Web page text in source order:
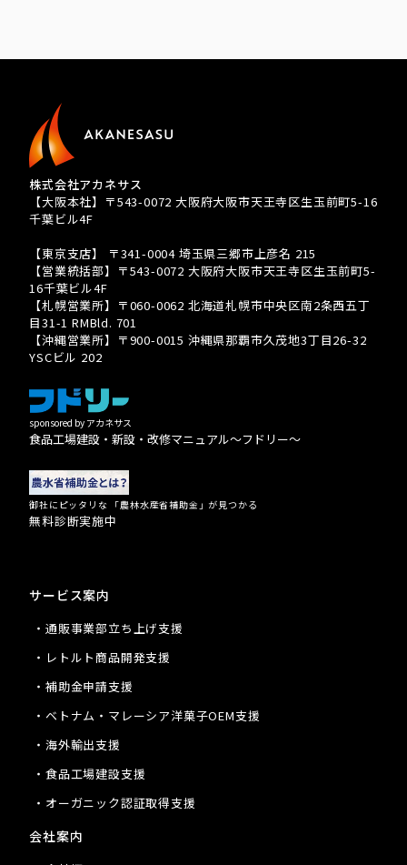
株式会社アカネサス
【大阪本社】〒543-0072 大阪府大阪市天王寺区生玉前町5-16
千葉ビル4F
【東京支店】 〒341-0004 埼玉県三郷市上彦名 215
【営業統括部】〒543-0072 大阪府大阪市天王寺区生玉前町5-
16千葉ビル4F
【札幌営業所】〒060-0062 北海道札幌市中央区南2条西五丁
目31-1 RMBld. 701
【沖縄営業所】〒900-0015 沖縄県那覇市久茂地3丁目26-32
YSCビル 202
sponsored by アカネサス
食品工場建設・新設・改修マニュアル〜フドリー〜
御社にピッタリな 「農林水産省補助金」が見つかる
無料診断実施中
サービス案内
・通販事業部立ち上げ支援
・レトルト商品開発支援
・補助金申請支援
・ベトナム・マレーシア洋菓子OEM支援
・海外輸出支援
・食品工場建設支援
・オーガニック認証取得支援
会社案内